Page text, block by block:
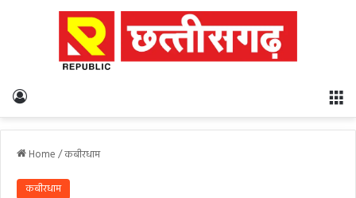
Home/कबीरधाम
कबीरधाम